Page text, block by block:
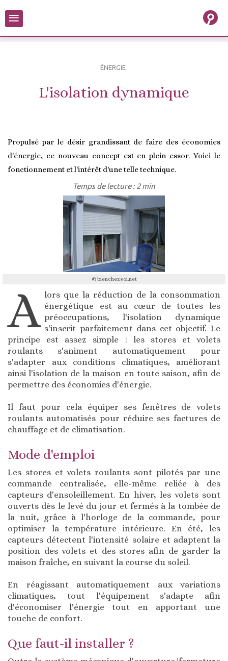
≡
ÉNERGIE
L'isolation dynamique
Propulsé par le désir grandissant de faire des économies
d'énergie, ce nouveau concept est en plein essor. Voici le
fonctionnement et l'intérêt d'une telle technique.
Temps de lecture : 2 min
© bienchezsoi.net
A lors que la réduction de la consommation
énergétique est au cœur de toutes les
préoccupations, l'isolation dynamique
s'inscrit parfaitement dans cet objectif. Le
principe est assez simple : les stores et volets
roulants s'animent automatiquement pour
s'adapter aux conditions climatiques, améliorant
ainsi l'isolation de la maison en toute saison, afin de
permettre des économies d'énergie.
Il faut pour cela équiper ses fenêtres de volets
roulants automatisés pour réduire ses factures de
chauffage et de climatisation.
Mode d'emploi
Les stores et volets roulants sont pilotés par une
commande centralisée, elle-même reliée à des
capteurs d'ensoleillement. En hiver, les volets sont
ouverts dès le levé du jour et fermés à la tombée de
la nuit, grâce à l'horloge de la commande, pour
optimiser la température intérieure. En été, les
capteurs détectent l'intensité solaire et adaptent la
position des volets et des stores afin de garder la
maison fraîche, en suivant la course du soleil.
En réagissant automatiquement aux variations
climatiques, tout l'équipement s'adapte afin
d'économiser l'énergie tout en apportant une
touche de confort.
Que faut-il installer ?